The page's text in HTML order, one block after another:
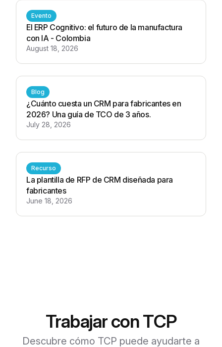
Evento
El ERP Cognitivo: el futuro de la manufactura
con IA - Colombia
August 18, 2026
Blog
¿Cuánto cuesta un CRM para fabricantes en
2026? Una guía de TCO de 3 años.
July 28, 2026
Recurso
La plantilla de RFP de CRM diseñada para
fabricantes
June 18, 2026
Trabajar con TCP
Descubre cómo TCP puede ayudarte a